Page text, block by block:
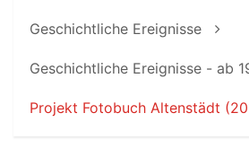
Geschichtliche Ereignisse
Geschichtliche Ereignisse - ab
Projekt Fotobuch Altenstädt